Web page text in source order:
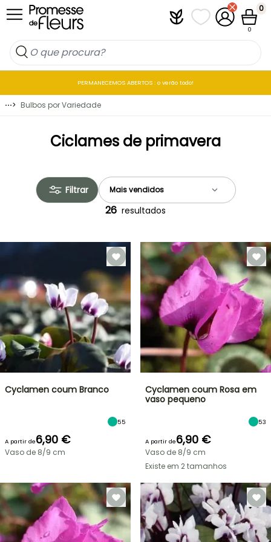
Ir para o Conteúdo PlantfitAs minhas listas
A minha
0
0
PERMANECEMOS ABERTOS : o verão todo!
⋯> Bulbos por Variedade
Ciclames de primavera
Filtrar
26 resultados
Cyclamen coum Branco
55
A partir de6,90 €
Vaso de 8/9 cm
Cyclamen coum Rosa em
vaso pequeno
53
A partir de6,90 €
Vaso de 8/9 cm
Existe em 2 tamanhos